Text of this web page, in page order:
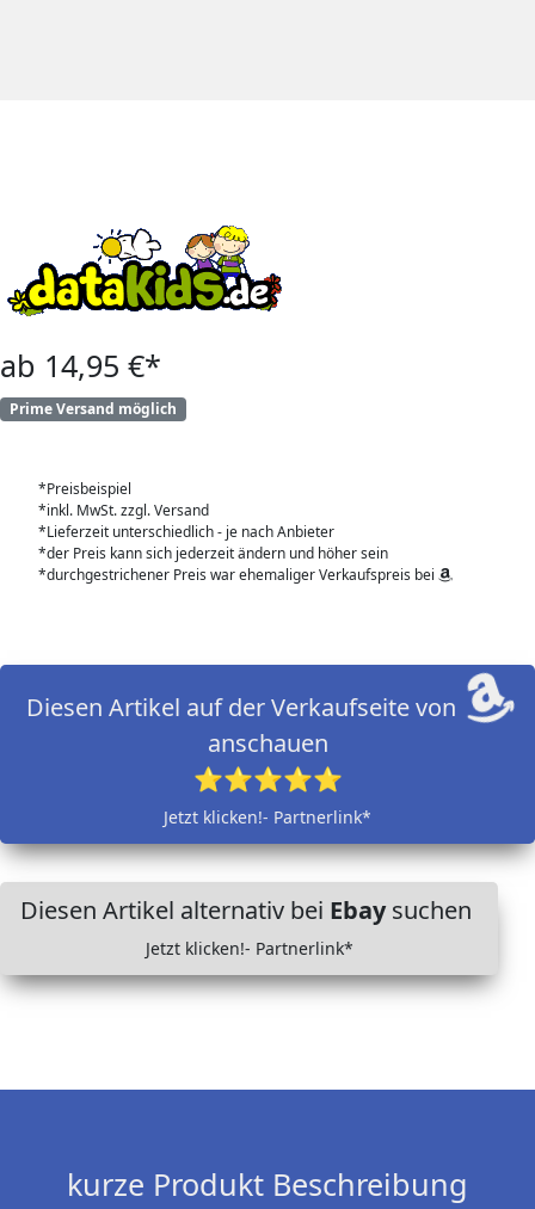
ab 14,95 €*
Prime Versand möglich
*Preisbeispiel
*inkl. MwSt. zzgl. Versand
*Lieferzeit unterschiedlich - je nach Anbieter
*der Preis kann sich jederzeit ändern und höher sein
*durchgestrichener Preis war ehemaliger Verkaufspreis bei
Diesen Artikel auf der Verkaufseite von
anschauen
⭐⭐⭐⭐⭐
Jetzt klicken!- Partnerlink*
Diesen Artikel alternativ bei Ebaysuchen
Jetzt klicken!- Partnerlink*
kurze Produkt Beschreibung